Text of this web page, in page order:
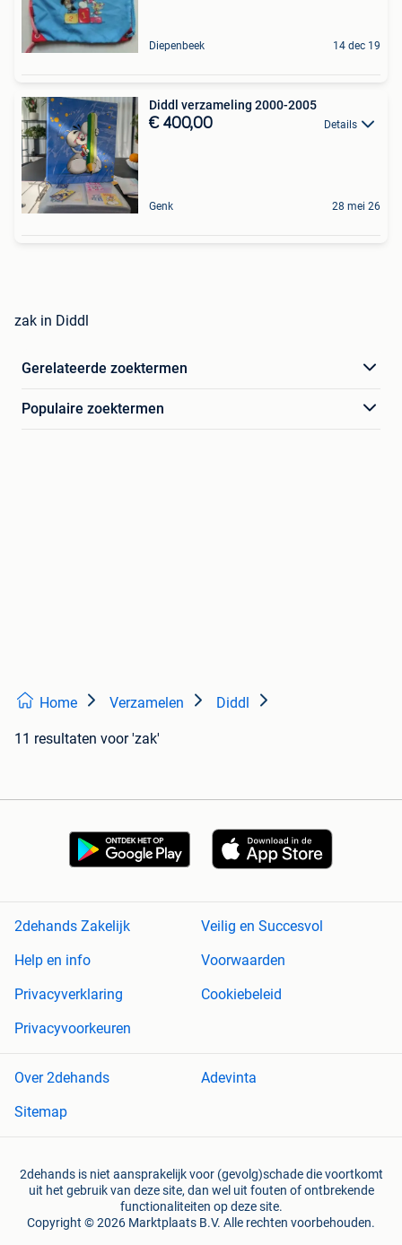
Diepenbeek 14 dec 19
Diddl verzameling 2000-2005
€ 400,00 Details
Genk 28 mei 26
zak in Diddl
Gerelateerde zoektermen
Populaire zoektermen
Home Verzamelen Diddl
11 resultaten voor 'zak'
2dehands Zakelijk
Veilig en Succesvol
Help en info
Voorwaarden
Privacyverklaring
Cookiebeleid
Privacyvoorkeuren
Over 2dehands
Adevinta
Sitemap
2dehands is niet aansprakelijk voor (gevolg)schade die voortkomt
uit het gebruik van deze site, dan wel uit fouten of ontbrekende
functionaliteiten op deze site.
Copyright © 2026 Marktplaats B.V. Alle rechten voorbehouden.